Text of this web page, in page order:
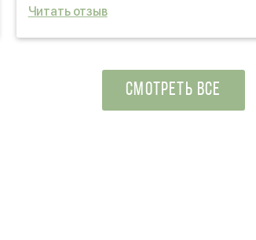
свежий, весь день радовал всех своей
Читать отзыв
СМОТРЕТЬ ВСЕ